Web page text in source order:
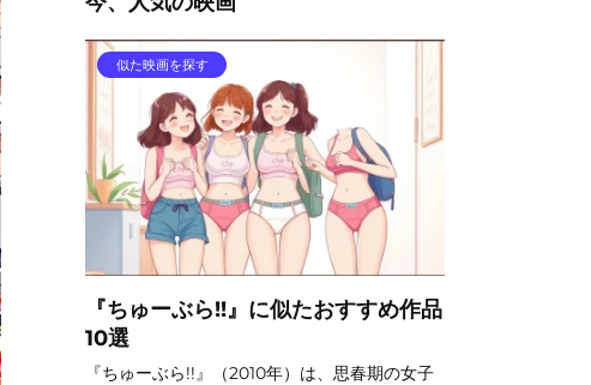
似た映画を探す
『ちゅーぶら!!』に似たおすすめ作品
10選
『ちゅーぶら!!』（2010年）は、思春期の女子